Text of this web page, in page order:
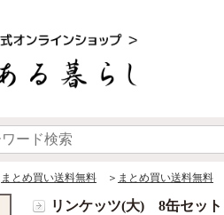
まとめ買い送料無料 ＞ まとめ買い送料無料
リンケッツ(大) 8缶セット